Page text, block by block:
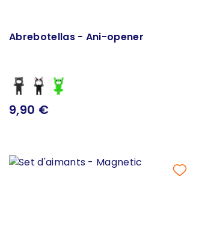
Abrebotellas - Ani-opener
9,90 €